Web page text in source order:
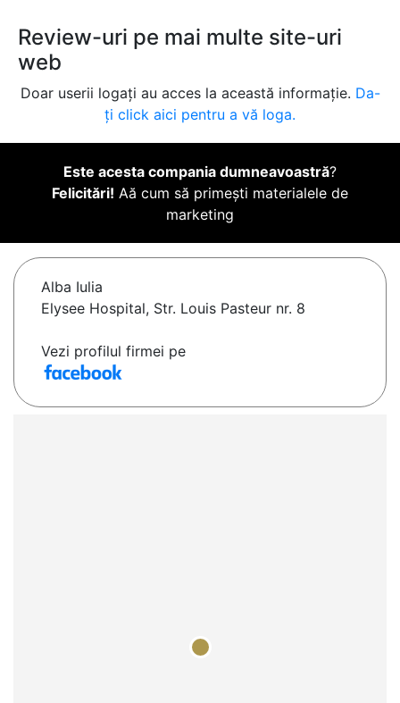
Review-uri pe mai multe site-uri
web
Doar userii logați au acces la această informație. Da-
ți click aici pentru a vă loga.
Este acesta compania dumneavoastră?
Felicitări! Aă cum să primești materialele de
marketing
Alba Iulia
Elysee Hospital, Str. Louis Pasteur nr. 8
Vezi profilul firmei pe